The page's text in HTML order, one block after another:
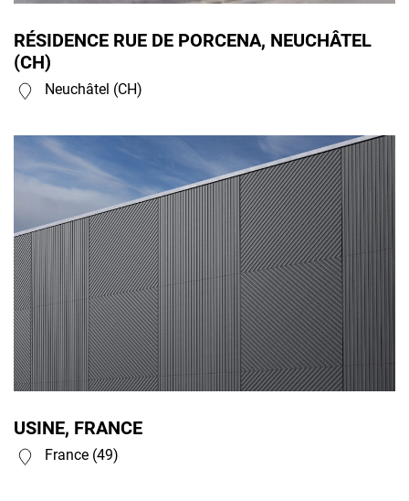
RÉSIDENCE RUE DE PORCENA, NEUCHÂTEL
(CH)
Neuchâtel (CH)
USINE, FRANCE
France (49)